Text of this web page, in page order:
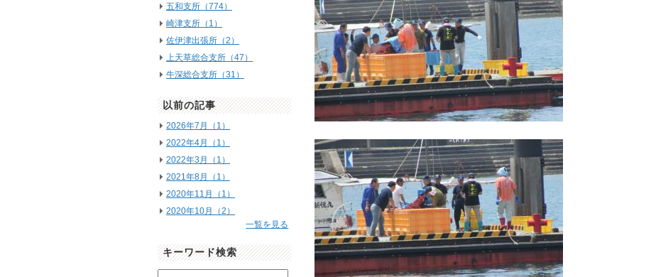
五和支所（774）
崎津支所（1）
佐伊津出張所（2）
上天草総合支所（47）
牛深総合支所（31）
以前の記事
2026年7月（1）
2022年4月（1）
2022年3月（1）
2021年8月（1）
2020年11月（1）
2020年10月（2）
一覧を見る
キーワード検索